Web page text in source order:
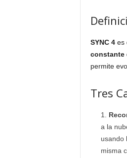
SYNC 4es
constante
permite
Tres
a la
usando
misma